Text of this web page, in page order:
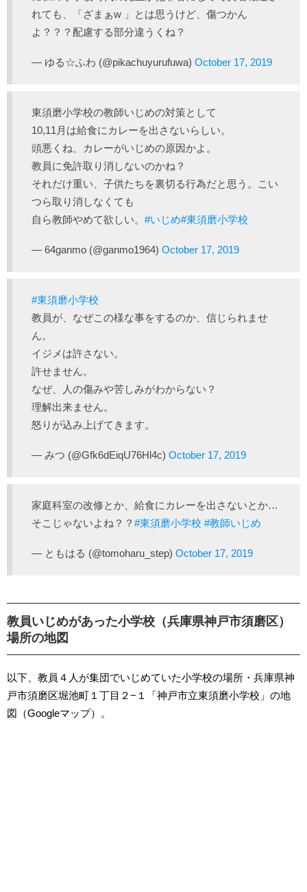
れても、「ざまぁw 」とは思うけど、傷つかん
よ？？？配慮する部分違うくね？
— ゆる☆ふわ (@pikachuyurufuwa) October 17, 2019
東須磨小学校の教師いじめの対策として
10,11月は給食にカレーを出さないらしい。
頭悪くね、カレーがいじめの原因かよ。
教員に免許取り消しないのかね？
それだけ重い、子供たちを裏切る行為だと思う。こい
つら取り消しなくても
自ら教師やめて欲しい。 #いじめ#東須磨小学校
— 64ganmo (@ganmo1964) October 17, 2019
#東須磨小学校
教員が、なぜこの様な事をするのか、信じられませ
ん。
イジメは許さない。
許せません。
なぜ、人の傷みや苦しみがわからない？
理解出来ません。
怒りが込み上げてきます。
— みつ (@Gfk6dEiqU76Hl4c) October 17, 2019
家庭科室の改修とか、給食にカレーを出さないとか…
そこじゃないよね？？ #東須磨小学校 #教師いじめ
— ともはる (@tomoharu_step) October 17, 2019
教員いじめがあった小学校（兵庫県神戸市須磨区）
場所の地図
以下、教員４人が集団でいじめていた小学校の場所・兵庫県神
戸市須磨区堀池町１丁目２−１「神戸市立東須磨小学校」の地
図（Googleマップ）。